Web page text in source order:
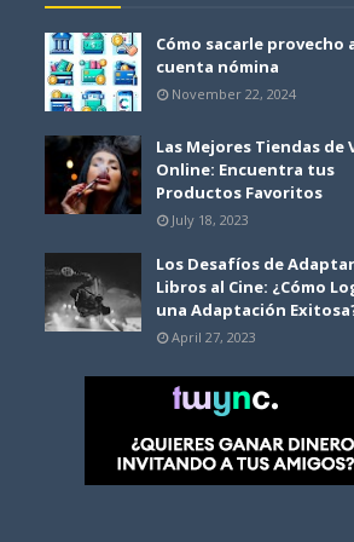
Cómo sacarle provecho
cuenta nómina
November 22, 2024
Las Mejores Tiendas de
Online: Encuentra tus
Productos Favoritos
July 18, 2023
Los Desafíos de Adaptar
Libros al Cine: ¿Cómo
una Adaptación
April 27, 2023